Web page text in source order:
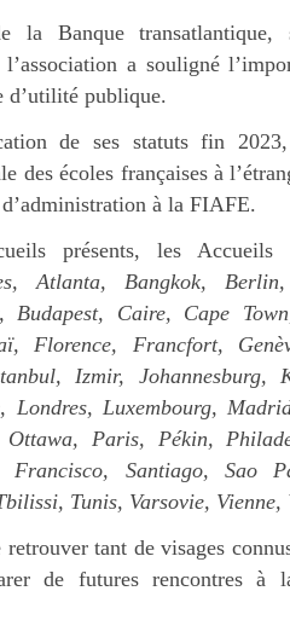
la Banque transatlantique,
a souligné
d’utilité publique.
de ses statuts fin
des écoles françaises à
à la FIAFE.
présents, les Accueils
Atlanta, Bangkok,
Budapest, Caire, Cape
Florence, Francfort,
Izmir, Johannesburg,
Londres, Luxembourg,
Ottawa, Paris, Pékin,
Santiago, Sao
Tunis, Varsovie,
tant de visages
de futures rencontres à